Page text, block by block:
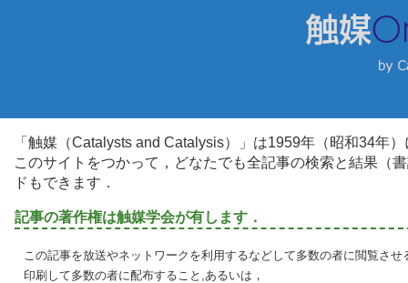
「触媒（Catalysts and Catalysis）」は1959年（昭和34年
このサイトをつかって，どなたでも全記事の検索と結果（
ドもできます．
記事の著作権は触媒学会が有します．
この記事を放送やネットワークを利用するなどして多数の者に閲覧させ
印刷して多数の者に配布すること,あるいは，